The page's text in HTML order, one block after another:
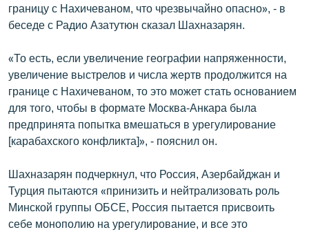
«Ազատության» բոլոր կայքերը
границу с Нахичеваном, что чрезвычайно опасно», - в
беседе с Радио Азатутюн сказал Шахназарян.
«То есть, если увеличение географии напряженности,
увеличение выстрелов и числа жертв продолжится на
границе с Нахичеваном, то это может стать основанием
для того, чтобы в формате Москва-Анкара была
предпринята попытка вмешаться в урегулирование
[карабахского конфликта]», - пояснил он.
Шахназарян подчеркнул, что Россия, Азербайджан и
Турция пытаются «принизить и нейтрализовать роль
Минской группы ОБСЕ, Россия пытается присвоить
себе монополию на урегулирование, и все это